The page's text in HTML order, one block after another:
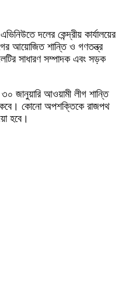
দলের কেন্দ্রীয় কার্যালয়ের
আয়োজিত শান্তি ও গণতন্ত্র
সাধারণ সম্পাদক এবং সড়ক
জানুয়ারি আওয়ামী লীগ শান্তি
কোনো অপশক্তিকে রাজপথ
হবে।